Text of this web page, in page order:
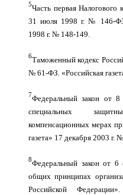
5Часть первая Налогового
31 июля 1998 г. № 146-ФЗ.
1998 г. № 148-149.
6Таможенный кодекс
№ 61-ФЗ. «Российская
7Федеральный закон от
специальных
компенсационных мерах
газета» 17 декабря 2003 г.
8Федеральный закон от
общих принципах
Российской